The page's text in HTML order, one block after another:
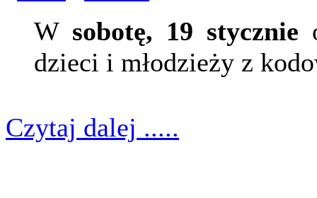
W sobotę, 19 stycznie
dzieci i młodzieży z
Czytaj dalej .....